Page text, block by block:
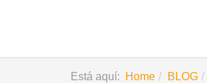
Está aquí: Home BLOG